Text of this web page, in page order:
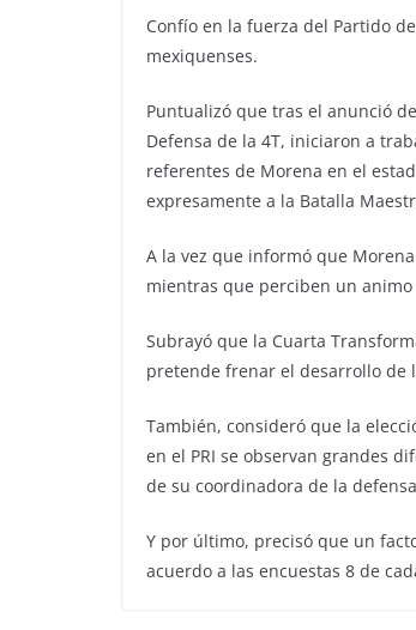
Confío en la fuerza del Partido
mexiquenses.
Puntualizó que tras el anunció
Defensa de la 4T, iniciaron a
referentes de Morena en el
expresamente a la Batalla
A la vez que informó que
mientras que perciben un
Subrayó que la Cuarta
pretende frenar el desarrollo de
También, consideró que la
en el PRI se observan grandes
de su coordinadora de la
Y por último, precisó que un
acuerdo a las encuestas 8 de